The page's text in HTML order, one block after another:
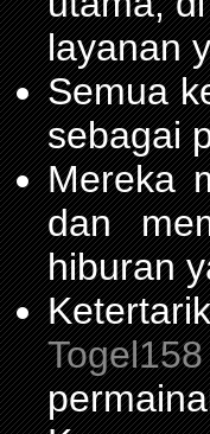
layanan
Semua
sebagai
Mereka
dan
hiburan
Togel158